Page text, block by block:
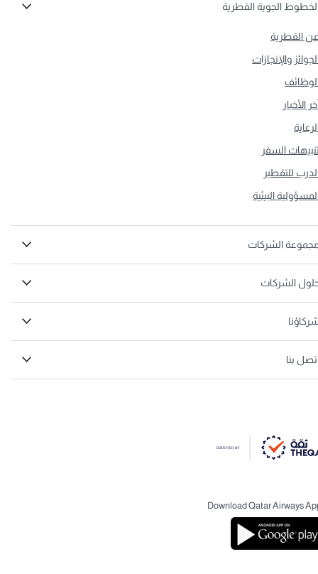
الجوية القطرية
القطرية
والإنجازات
الأخبار
السفر
للتقطير
البيئية
الشركات
الشركات
بنا
Download Qatar Airways